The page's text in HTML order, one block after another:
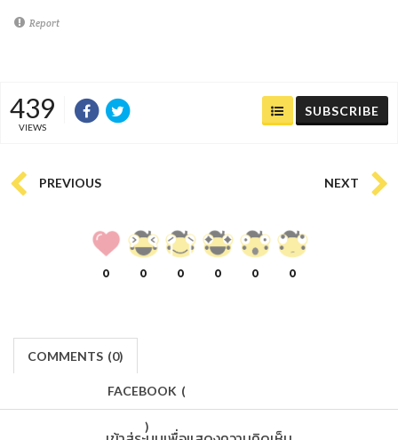
Report
439
VIEWS
SUBSCRIBE
PREVIOUS NEXT
0 0 0 0 0 0
COMMENTS (0)
FACEBOOK (
)